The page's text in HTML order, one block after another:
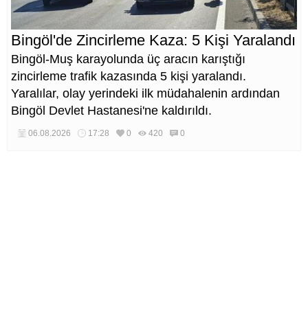
Bingöl'de Zincirleme Kaza: 5 Kişi Yaralandı
Bingöl-Muş karayolunda üç aracın karıştığı
zincirleme trafik kazasında 5 kişi yaralandı.
Yaralılar, olay yerindeki ilk müdahalenin ardından
Bingöl Devlet Hastanesi'ne kaldırıldı.
06.08.2026 17:28 0 420 0